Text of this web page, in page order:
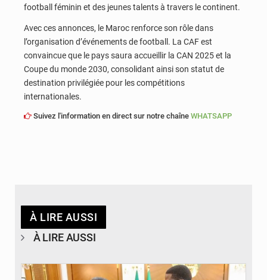
football féminin et des jeunes talents à travers le continent.
Avec ces annonces, le Maroc renforce son rôle dans
l’organisation d’événements de football. La CAF est
convaincue que le pays saura accueillir la CAN 2025 et la
Coupe du monde 2030, consolidant ainsi son statut de
destination privilégiée pour les compétitions
internationales.
Suivez l'information en direct sur notre chaîne WHATSAPP
À LIRE AUSSI
À LIRE AUSSI